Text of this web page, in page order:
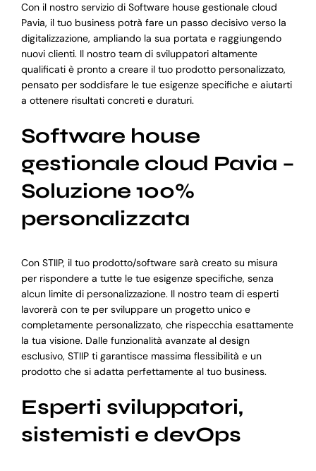
Con il nostro servizio di Software house gestionale cloud
Pavia, il tuo business potrà fare un passo decisivo verso la
digitalizzazione, ampliando la sua portata e raggiungendo
nuovi clienti. Il nostro team di sviluppatori altamente
qualificati è pronto a creare il tuo prodotto personalizzato,
pensato per soddisfare le tue esigenze specifiche e aiutarti
a ottenere risultati concreti e duraturi.
Software house
gestionale cloud Pavia –
Soluzione 100%
personalizzata
Con STIIP, il tuo prodotto/software sarà creato su misura
per rispondere a tutte le tue esigenze specifiche, senza
alcun limite di personalizzazione. Il nostro team di esperti
lavorerà con te per sviluppare un progetto unico e
completamente personalizzato, che rispecchia esattamente
la tua visione. Dalle funzionalità avanzate al design
esclusivo, STIIP ti garantisce massima flessibilità e un
prodotto che si adatta perfettamente al tuo business.
Esperti sviluppatori,
sistemisti e devOps